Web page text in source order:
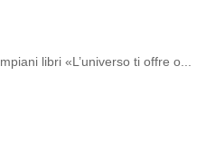
libri «L’universo ti offre o...